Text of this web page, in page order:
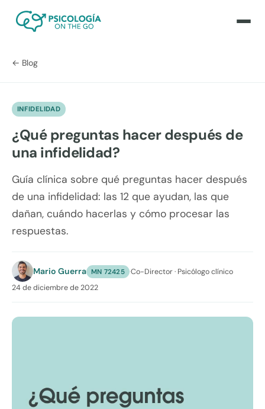
← Blog
INFIDELIDAD
¿Qué preguntas hacer después de
una infidelidad?
Guía clínica sobre qué preguntas hacer después
de una infidelidad: las 12 que ayudan, las que
dañan, cuándo hacerlas y cómo procesar las
respuestas.
Mario Guerra MN 72425 ·Co-Director · Psicólogo clínico
24 de diciembre de 2022